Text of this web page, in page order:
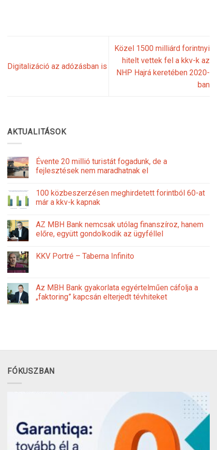
Digitalizáció az adózásban is
Közel 1500 milliárd forintnyi
hitelt vettek fel a kkv-k az
NHP Hajrá keretében 2020-
ban
AKTUALITÁSOK
Évente 20 millió turistát fogadunk, de a
fejlesztések nem maradhatnak el
100 közbeszerzésen meghirdetett forintból 60-at
már a kkv-k kapnak
AZ MBH Bank nemcsak utólag finanszíroz, hanem
előre, együtt gondolkodik az ügyféllel
KKV Portré – Taberna Infinito
Az MBH Bank gyakorlata egyértelműen cáfolja a
„faktoring” kapcsán elterjedt tévhiteket
FÓKUSZBAN